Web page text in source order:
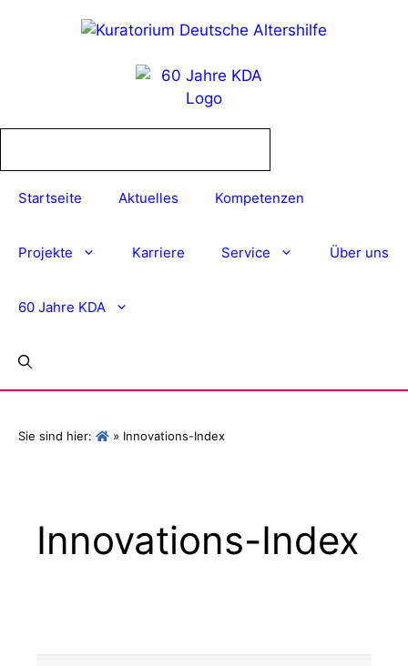
Startseite Aktuelles Kompetenzen
Projekte Karriere Service Über uns
60 Jahre KDA
Sie sind hier: » Innovations-Index
Innovations-Index